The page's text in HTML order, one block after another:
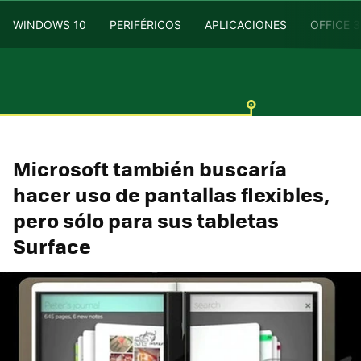
WINDOWS 10 PERIFÉRICOS APLICACIONES OFFICE
Microsoft también buscaría
hacer uso de pantallas flexibles,
pero sólo para sus tabletas
Surface